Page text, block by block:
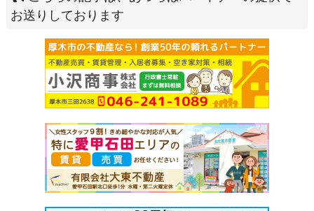
お送りしております